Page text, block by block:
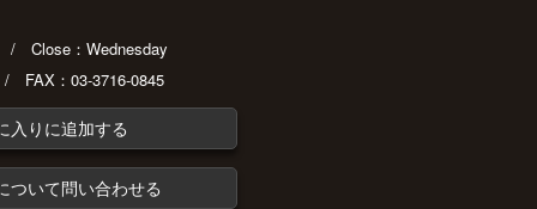
/ Close：Wednesday
FAX：03-3716-0845
入りに追加する
ついて問い合わせる